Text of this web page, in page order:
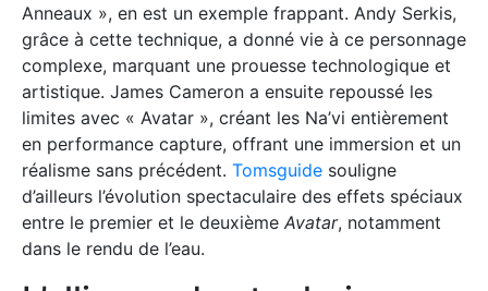
Anneaux », en est un exemple frappant. Andy Serkis,
grâce à cette technique, a donné vie à ce personnage
complexe, marquant une prouesse technologique et
artistique. James Cameron a ensuite repoussé les
limites avec « Avatar », créant les Na’vi entièrement
en performance capture, offrant une immersion et un
réalisme sans précédent. Tomsguide souligne
d’ailleurs l’évolution spectaculaire des effets spéciaux
entre le premier et le deuxième Avatar, notamment
dans le rendu de l’eau.